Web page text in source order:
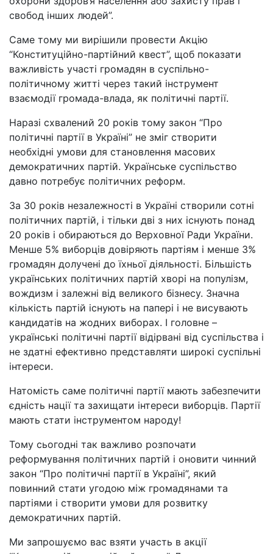
свобод інших людей”.
Саме тому ми вирішили провести Акцію
“Конституційно-партійний квест”, щоб показати
важливість участі громадян в суспільно-
політичному житті через такий інструмент
взаємодії громада-влада, як політичні партії.
Наразі схвалений 20 років тому закон “Про
політичні партії в Україні” не зміг створити
необхідні умови для становлення масових
демократичних партій. Українське суспільство
давно потребує політичних реформ.
За 30 років незалежності в Україні створили сотні
політичних партій, і тільки дві з них існують понад
20 років і обираються до Верховної Ради України.
Менше 5% виборців довіряють партіям і менше 3%
громадян долучені до їхньої діяльності. Більшість
українських політичних партій хворі на популізм,
вождизм і залежні від великого бізнесу. Значна
кількість партій існують на папері і не висувають
кандидатів на жодних виборах. І головне –
українські політичні партії відірвані від суспільства і
не здатні ефективно представляти широкі суспільні
інтереси.
Натомість саме політичні партії мають забезпечити
єдність нації та захищати інтереси виборців. Партії
мають стати інструментом народу!
Тому сьогодні так важливо розпочати
реформування політичних партій і оновити чинний
закон “Про політичні партії в Україні”, який
повинний стати угодою між громадянами та
партіями і створити умови для розвитку
демократичних партій.
Ми запрошуємо вас взяти участь в акції